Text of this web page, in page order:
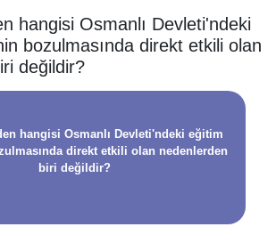
hangisi Osmanlı Devleti'ndeki
bozulmasında direkt etkili olan
değildir?
hangisi Osmanlı Devleti'ndeki eğitim
direkt etkili olan nedenlerden
biri değildir?